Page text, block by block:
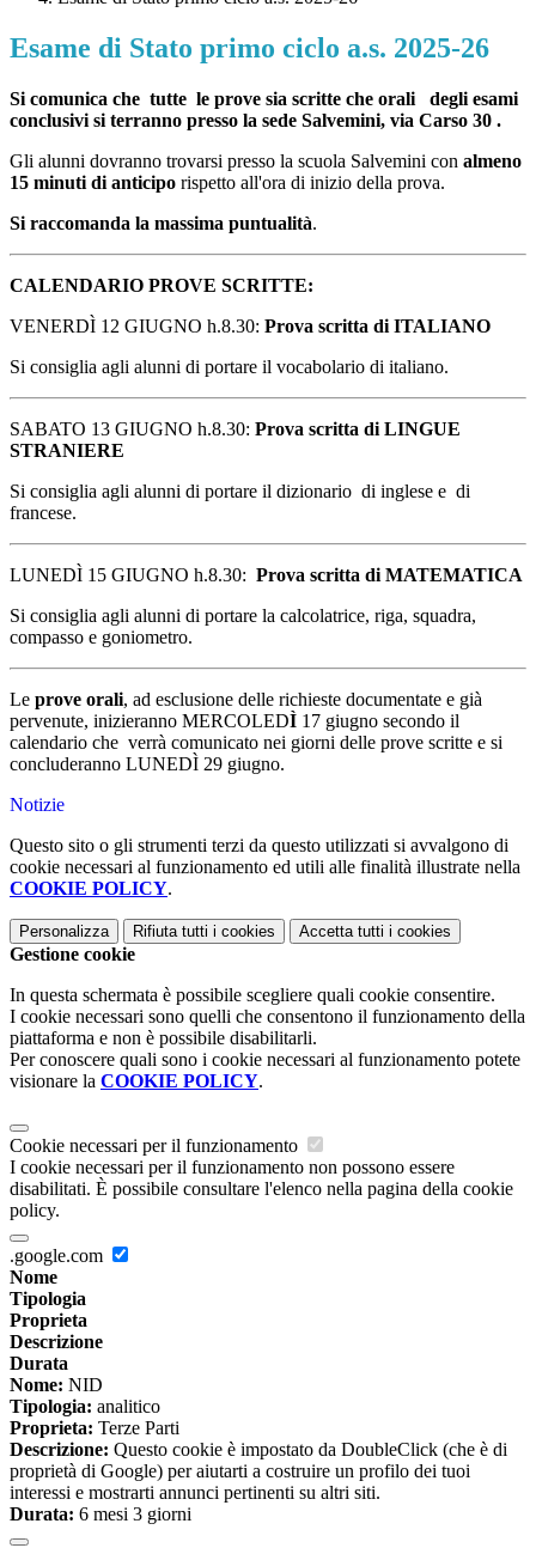
Esame di Stato primo ciclo a.s. 2025-26
Si comunica che tutte le prove sia scritte che orali
degli esami
conclusivi si terranno presso la sede Salvemini, via Carso 30 .
Gli alunni dovranno trovarsi presso la scuola Salvemini con almeno
15 minuti di anticipo rispetto all'ora di inizio della prova.
Si raccomanda la massima puntualità.
CALENDARIO PROVE SCRITTE:
VENERDÌ 12 GIUGNO h.8.30: Prova scritta di ITALIANO
Si consiglia agli alunni di portare il vocabolario di italiano.
SABATO 13 GIUGNO h.8.30: Prova scritta di LINGUE
STRANIERE
Si consiglia agli alunni di portare il dizionario di inglese e di
francese.
LUNEDÌ 15 GIUGNO h.8.30: Prova scritta di MATEMATICA
Si consiglia agli alunni di portare la calcolatrice, riga, squadra,
compasso e goniometro.
Le prove orali, ad esclusione delle richieste documentate e già
pervenute, inizieranno MERCOLEDÌ 17 giugno secondo il
calendario che verrà comunicato nei giorni delle prove scritte e si
concluderanno LUNEDÌ 29 giugno.
Notizie
Questo sito o gli strumenti terzi da questo utilizzati si avvalgono di
cookie necessari al funzionamento ed utili alle finalità illustrate nella
COOKIE POLICY.
Personalizza Rifiuta tutti i cookies Accetta tutti i cookies
Gestione cookie
In questa schermata è possibile scegliere quali cookie consentire.
I cookie necessari sono quelli che consentono il funzionamento della
piattaforma e non è possibile disabilitarli.
Per conoscere quali sono i cookie necessari al funzionamento potete
visionare la COOKIE POLICY.
Cookie necessari per il funzionamento
I cookie necessari per il funzionamento non possono essere
disabilitati. È possibile consultare l'elenco nella pagina della cookie
policy.
.google.com
Nome
Tipologia
Proprieta
Descrizione
Durata
Nome: NID
Tipologia: analitico
Proprieta: Terze Parti
Descrizione: Questo cookie è impostato da DoubleClick (che è di
proprietà di Google) per aiutarti a costruire un profilo dei tuoi
interessi e mostrarti annunci pertinenti su altri siti.
Durata: 6 mesi 3 giorni